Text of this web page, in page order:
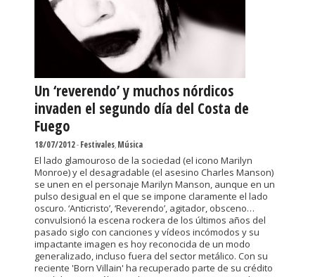
Un ‘reverendo’ y muchos nórdicos
invaden el segundo día del Costa de
Fuego
18/07/2012-Festivales,Música
El lado glamouroso de la sociedad (el icono Marilyn
Monroe) y el desagradable (el asesino Charles Manson)
se unen en el personaje Marilyn Manson, aunque en un
pulso desigual en el que se impone claramente el lado
oscuro. ‘Anticristo’, ‘Reverendo’, agitador, obsceno…
convulsionó la escena rockera de los últimos años del
pasado siglo con canciones y vídeos incómodos y su
impactante imagen es hoy reconocida de un modo
generalizado, incluso fuera del sector metálico. Con su
reciente 'Born Villain' ha recuperado parte de su crédito